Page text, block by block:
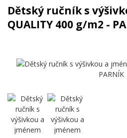
Dětský ručník s
QUALITY 400 g/m2 -